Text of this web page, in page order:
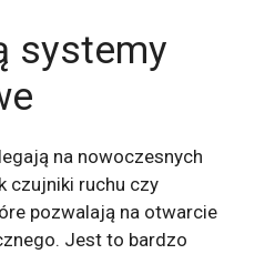
systemy
na nowoczesnych
czujniki ruchu czy
pozwalają na otwarcie
Jest to bardzo